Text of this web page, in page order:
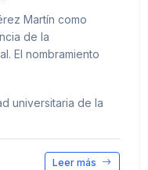
Martín como
de la
El nombramiento
universitaria de la
Leer más